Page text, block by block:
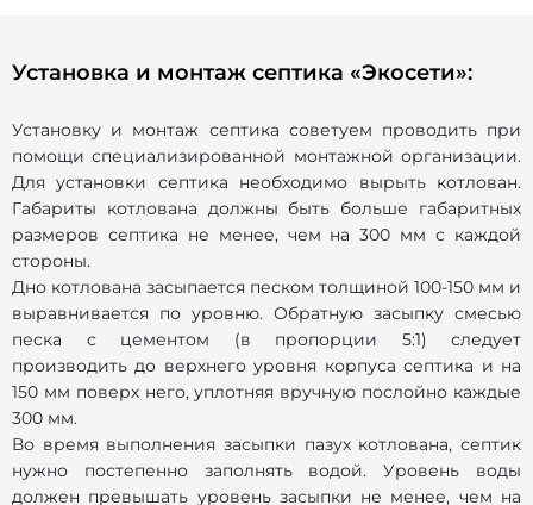
Установка и монтаж септика «Экосети»:
Установку и монтаж септика советуем проводить при
помощи специализированной монтажной организации.
Для установки септика необходимо вырыть котлован.
Габариты котлована должны быть больше габаритных
размеров септика не менее, чем на 300 мм с каждой
стороны.
Дно котлована засыпается песком толщиной 100-150 мм и
выравнивается по уровню. Обратную засыпку смесью
песка с цементом (в пропорции 5:1) следует
производить до верхнего уровня корпуса септика и на
150 мм поверх него, уплотняя вручную послойно каждые
300 мм.
Во время выполнения засыпки пазух котлована, септик
нужно постепенно заполнять водой. Уровень воды
должен превышать уровень засыпки не менее, чем на